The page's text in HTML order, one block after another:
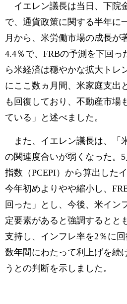
イエレン議長は当日、下院
で、通貨政策に関する半年に
月から、米労働市場の成長が
4.4％で、FRBの予測を下回っ
ら米経済は穏やかな拡大トレ
にここ数ヵ月間、米家庭支出
も回復しており、不動産市場
ている」と述べました。
また、イエレン議長は、「
の関連度合いが弱くなった。
指数（PCEPI）から算出した
今年初めよりやや縮小し、
回った」とし、今後、米イン
定要素があると強調するとと
支持し、インフレ率を2％に
数年間にわたって利上げを続
うとの判断を示しました。